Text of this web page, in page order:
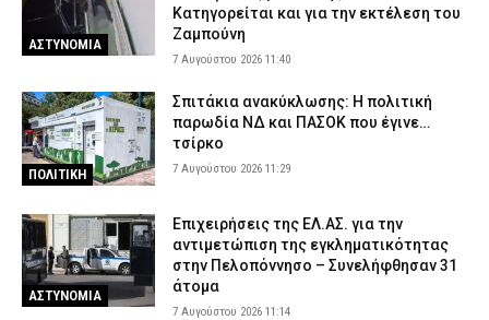
ΑΣΤΥΝΟΜΙΑ
Κατηγορείται και για την εκτέλεση του
Ζαμπούνη
7 Αυγούστου 2026 11:40
ΠΟΛΙΤΙΚΗ
Σπιτάκια ανακύκλωσης: Η πολιτική
παρωδία ΝΔ και ΠΑΣΟΚ που έγινε…
τσίρκο
7 Αυγούστου 2026 11:29
ΑΣΤΥΝΟΜΙΑ
Επιχειρήσεις της ΕΛ.ΑΣ. για την
αντιμετώπιση της εγκληματικότητας
στην Πελοπόννησο – Συνελήφθησαν 31
άτομα
7 Αυγούστου 2026 11:14